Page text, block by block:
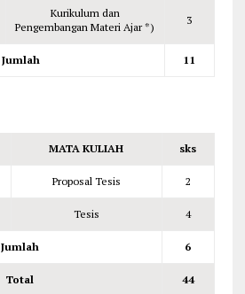
Kurikulum dan
Pengembangan Materi Ajar *)
3
Jumlah 11
MATA KULIAH sks
Proposal Tesis 2
Tesis 4
Jumlah 6
Total 44